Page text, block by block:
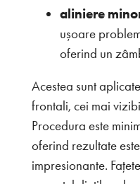
aliniere
ușoare
oferind un
Acestea sunt
frontali, cei mai
Procedura este
oferind rezultate
impresionante.